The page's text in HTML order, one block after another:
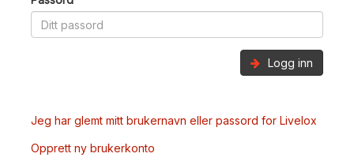
Logg inn
Jeg har glemt mitt brukernavn eller passord for Livelox
Opprett ny brukerkonto